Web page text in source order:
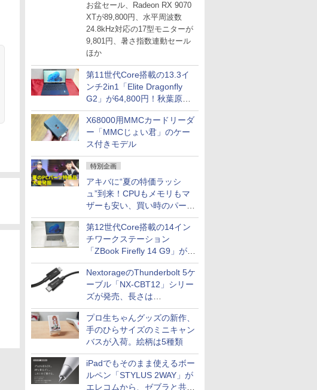
お盆セール、Radeon RX 9070
XTが89,800円、水平周波数
24.8kHz対応の17型モニターが
9,801円、暑さ指数連動セール
ほか
第11世代Core搭載の13.3イ
ンチ2in1「Elite Dragonfly
G2」が64,800円！秋葉原で
中古PCセール
X68000用MMCカードリーダ
ー「MMCじょい君」のケー
ス付きモデル
特別企画
アキバに“夏の特価ラッシ
ュ”到来！CPUもメモリもマ
ザーも安い、買い時のパーツ
は？【8月7日(金)22時配信】
第12世代Core搭載の14イン
チワークステーション
「ZBook Firefly 14 G9」が
79,800円！秋葉原で中古PC
セール
NextorageのThunderbolt 5ケ
ーブル「NX-CBT12」シリー
ズが発売、長さは
30cm/50cm/1mの3種類
プロ生ちゃんグッズの新作、
手のひらサイズのミニキャン
バスが入荷。絵柄は5種類
iPadでもそのまま使えるボー
ルペン「STYLUS 2WAY」が
エレコムから、ゼブラと共同